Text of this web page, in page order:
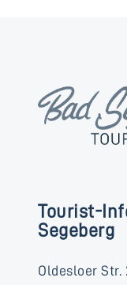
Tourist-
Segeberg
Oldesloer Str.